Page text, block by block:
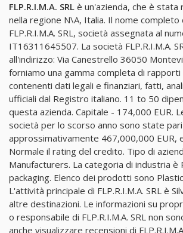
FLP.R.I.M.A. SRL è un'azienda, che è
nella regione N\A, Italia. Il nome completo
FLP.R.I.M.A. SRL, società assegnata al
IT16311645507. La società FLP.R.I.M.A.
all'indirizzo: Via Canestrello 36050
forniamo una gamma completa di
contenenti dati legali e finanziari, fatti,
ufficiali dal Registro italiano. 11 to 50
questa azienda. Capitale - 174,000 EUR.
società per lo scorso anno sono state
approssimativamente 467,000,000 EUR,
Normale il rating del credito. Tipo di
Manufacturers. La categoria di industria è
packaging. Elenco dei prodotti sono
L'attività principale di FLP.R.I.M.A. SRL è
altre destinazioni. Le informazioni su
o responsabile di FLP.R.I.M.A. SRL non
anche visualizzare recensioni di